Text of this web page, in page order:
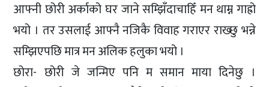
आफ्नी छोरी अर्काको घर जाने सम्झिँदाचाहिँ मन थाम्न गाह्रो
भयो । तर उसलाई आफ्नै नजिकै विवाह गराएर राख्छु भन्ने
सम्झिएपछि मात्र मन अलिक हलुका भयो ।
छोरा- छोरी जे जन्मिए पनि म समान माया दिनेछु ।